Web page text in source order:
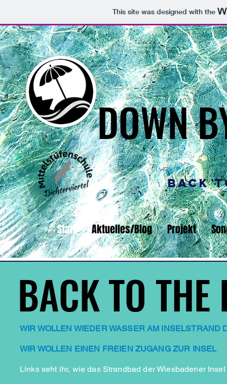
This site was designed with the
back
Start Aktuelles/Blog Projekt
DOWN
DOWN
BACK TO THE
BACK TO THE
WIR WOLLEN WIEDER WASSER AM INSELSTRAND
WIR WOLLEN EINEN FREIEN ZUGANG ZUR INSEL
Links seht ihr, wie das Strandbad der Wiesbadener